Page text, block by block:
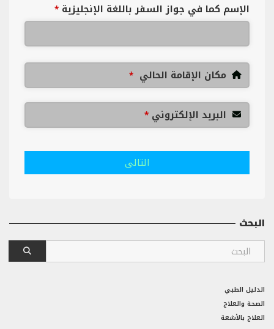
الإسم كما في جواز السفر باللغة الإنجليزية *
مكان الإقامة الحالي *
البريد الإلكتروني *
التالى
البحث
الدليل الطبي
الصحة والعلاج
العلاج بالأشعة